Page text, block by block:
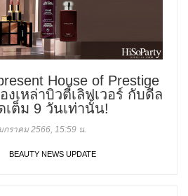
House of Prestige
งเหล่าบิวตี้เลิฟเวอร์ กับดีล
ต็ม 9 วันเท่านั้น!
ราคม 2566, 15:59 น.
BEAUTY NEWS UPDATE